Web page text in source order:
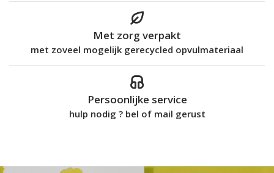
Met zorg verpakt
met zoveel mogelijk gerecycled opvulmateriaal
Persoonlijke service
hulp nodig ? bel of mail gerust